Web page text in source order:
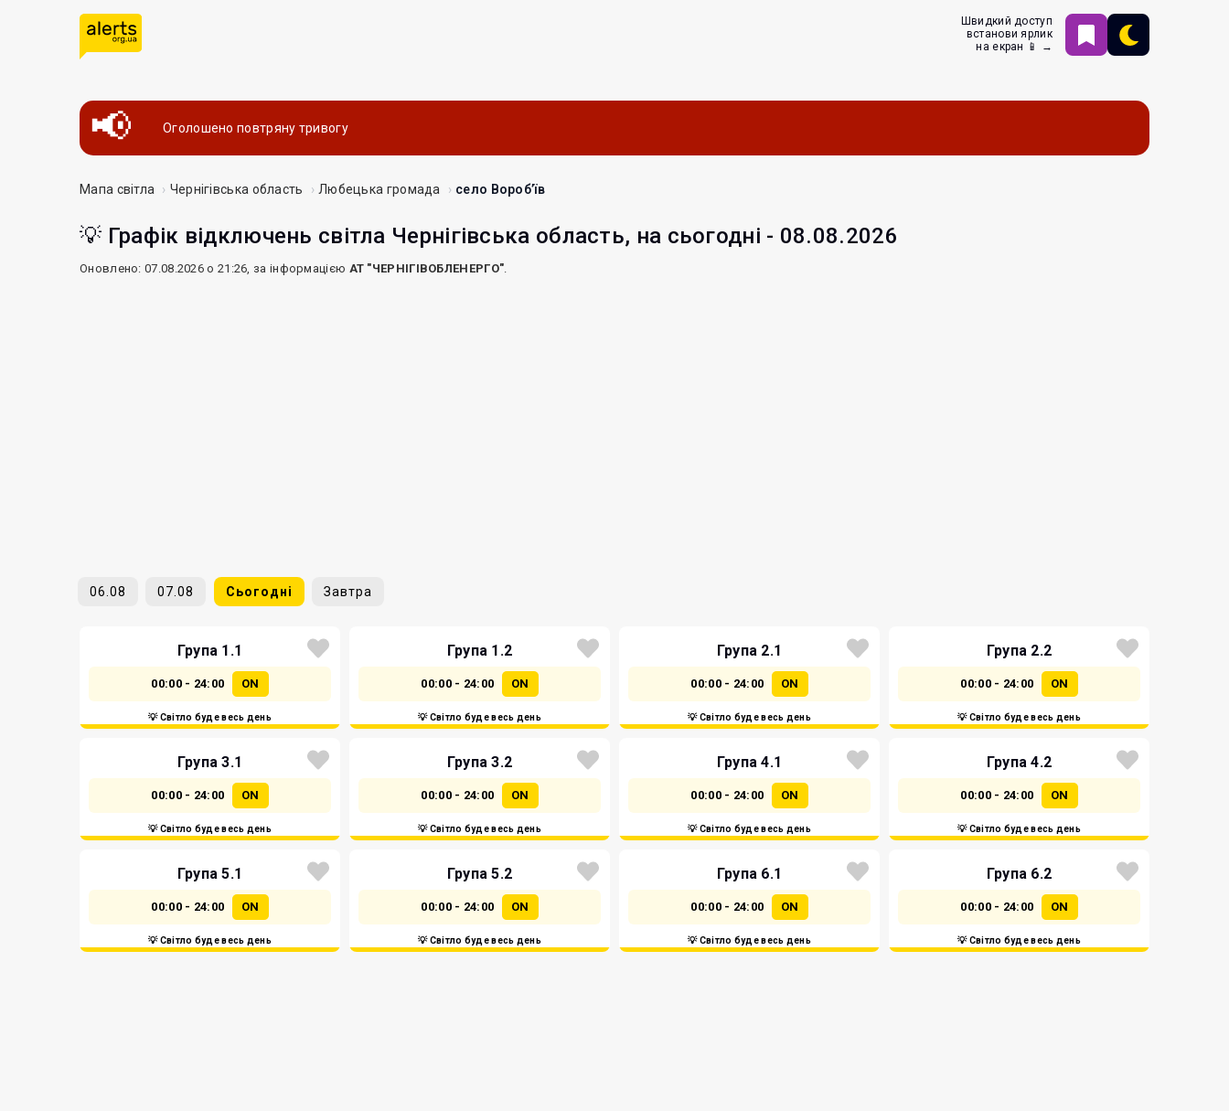
Швидкий доступ
встанови ярлик
на екран 📱 →
Оголошено повтряну тривогу
Мапа світла Чернігівська область Любецька громада село Вороб’їв
💡 Графік відключень світла Чернігівська область, на сьогодні - 08.08.2026
Оновлено: 07.08.2026 о 21:26, за інформацією АТ "ЧЕРНІГІВОБЛЕНЕРГО".
06.08 07.08 Сьогодні Завтра
Група 1.1
00:00 - 24:00 ON
💡 Світло буде весь день
Група 1.2
00:00 - 24:00 ON
💡 Світло буде весь день
Група 2.1
00:00 - 24:00 ON
💡 Світло буде весь день
Група 2.2
00:00 - 24:00 ON
💡 Світло буде весь день
Група 3.1
00:00 - 24:00 ON
💡 Світло буде весь день
Група 3.2
00:00 - 24:00 ON
💡 Світло буде весь день
Група 4.1
00:00 - 24:00 ON
💡 Світло буде весь день
Група 4.2
00:00 - 24:00 ON
💡 Світло буде весь день
Група 5.1
00:00 - 24:00 ON
💡 Світло буде весь день
Група 5.2
00:00 - 24:00 ON
💡 Світло буде весь день
Група 6.1
00:00 - 24:00 ON
💡 Світло буде весь день
Група 6.2
00:00 - 24:00 ON
💡 Світло буде весь день